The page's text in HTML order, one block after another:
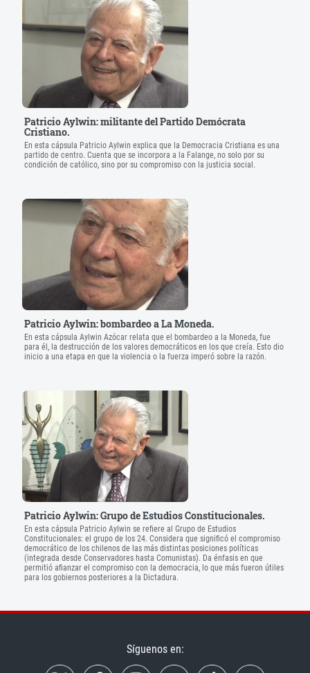
Patricio Aylwin: militante del Partido Demócrata
Cristiano.
En esta cápsula Patricio Aylwin explica que la Democracia Cristiana es una
partido de centro. Cuenta que se incorpora a la Falange, no solo por su
condición de católico, sino por su compromiso con la justicia social.
Patricio Aylwin: bombardeo a La Moneda.
En esta cápsula Aylwin Azócar relata que el bombardeo a la Moneda, fue
para él, la destrucción de los valores democráticos en los que creía. Esto dio
inicio a una etapa en que la violencia o la fuerza imperó sobre la razón.
Patricio Aylwin: Grupo de Estudios Constitucionales.
En esta cápsula Patricio Aylwin se refiere al Grupo de Estudios
Constitucionales: el grupo de los 24. Considera que significó el compromiso
democrático de los chilenos de las más distintas posiciones políticas
(integrada desde Conservadores hasta Comunistas). Da énfasis en que
permitió afianzar el compromiso con la democracia, lo que más fueron útiles
para los gobiernos posteriores a la Dictadura.
Síguenos en: